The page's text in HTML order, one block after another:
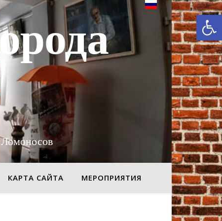
КАРТА САЙТА МЕРОПРИЯТИЯ